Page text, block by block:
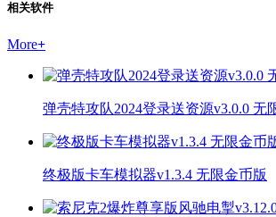
相关软件
More+
弹壳特攻队2024登录送资源v3.0.0 无
终极版卡车模拟器v1.3.4 无限金币版